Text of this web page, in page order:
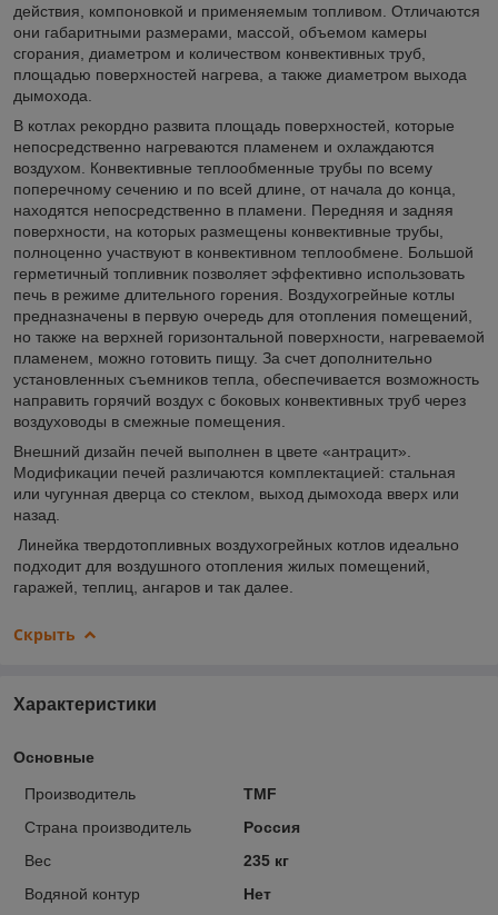
действия, компоновкой и применяемым топливом. Отличаются
они габаритными размерами, массой, объемом камеры
сгорания, диаметром и количеством конвективных труб,
площадью поверхностей нагрева, а также диаметром выхода
дымохода.
В котлах рекордно развита площадь поверхностей, которые
непосредственно нагреваются пламенем и охлаждаются
воздухом. Конвективные теплообменные трубы по всему
поперечному сечению и по всей длине, от начала до конца,
находятся непосредственно в пламени. Передняя и задняя
поверхности, на которых размещены конвективные трубы,
полноценно участвуют в конвективном теплообмене. Большой
герметичный топливник позволяет эффективно использовать
печь в режиме длительного горения. Воздухогрейные котлы
предназначены в первую очередь для отопления помещений,
но также на верхней горизонтальной поверхности, нагреваемой
пламенем, можно готовить пищу. За счет дополнительно
установленных съемников тепла, обеспечивается возможность
направить горячий воздух с боковых конвективных труб через
воздуховоды в смежные помещения.
Внешний дизайн печей выполнен в цвете «антрацит».
Модификации печей различаются комплектацией: стальная
или чугунная дверца со стеклом, выход дымохода вверх или
назад.
Линейка твердотопливных воздухогрейных котлов идеально
подходит для воздушного отопления жилых помещений,
гаражей, теплиц, ангаров и так далее.
Скрыть
Характеристики
Основные
Производитель
TMF
Страна производитель
Россия
Вес
235 кг
Водяной контур
Нет